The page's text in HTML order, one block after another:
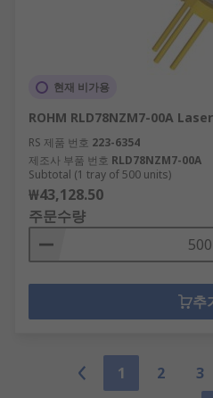
현재 비가용
ROHM RLD78NZM7-00A
RS 제품 번호 223-6354
제조사 부품 번호 RLD78NZM7-00A
Subtotal (1 tray of 500 units)
₩43,128.50
주문수량
추
1 2 3